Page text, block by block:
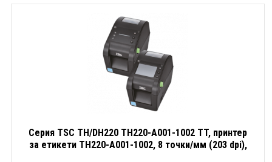
Серия TSC TH/DH220 TH220-A001-1002 TT, принтер
за етикети TH220-A001-1002, 8 точки/мм (203 dpi),